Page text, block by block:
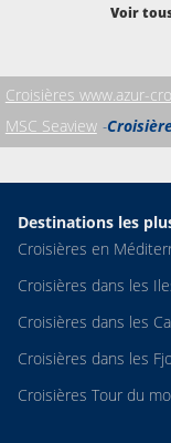
Voir
Croisières www.azur-
MSC Seaview
Destinations les
Croisières en
Croisières dans les
Croisières dans les
Croisières dans les
Croisières Tour du